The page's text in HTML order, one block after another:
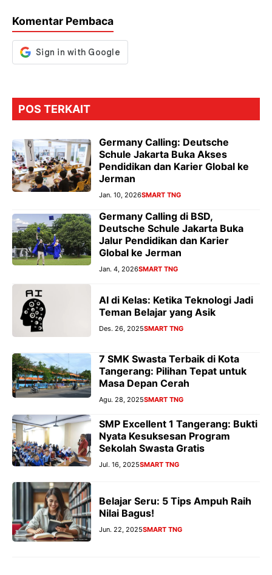
k
er
Komentar Pembaca
POS TERKAIT
Germany Calling: Deutsche
Schule Jakarta Buka Akses
Pendidikan dan Karier Global ke
Jerman
Jan. 10, 2026SMART TNG
Germany Calling di BSD,
Deutsche Schule Jakarta Buka
Jalur Pendidikan dan Karier
Global ke Jerman
Jan. 4, 2026SMART TNG
AI di Kelas: Ketika Teknologi Jadi
Teman Belajar yang Asik
Des. 26, 2025SMART TNG
7 SMK Swasta Terbaik di Kota
Tangerang: Pilihan Tepat untuk
Masa Depan Cerah
Agu. 28, 2025SMART TNG
SMP Excellent 1 Tangerang: Bukti
Nyata Kesuksesan Program
Sekolah Swasta Gratis
Jul. 16, 2025SMART TNG
Belajar Seru: 5 Tips Ampuh Raih
Nilai Bagus!
Jun. 22, 2025SMART TNG